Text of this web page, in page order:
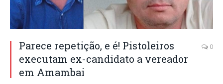
Parece repetição, e é! Pistoleiros
executam ex-candidato a vereador
em Amambai
0